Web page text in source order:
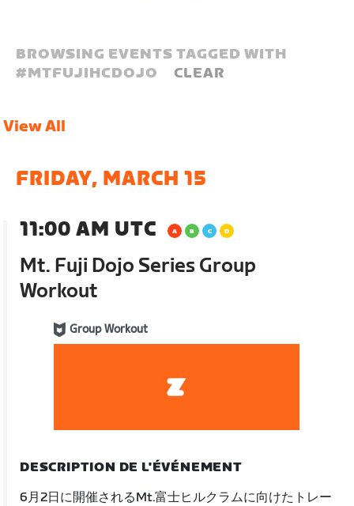
BROWSING EVENTS TAGGED WITH
#MTFUJIHCDOJO CLEAR
View All
FRIDAY, MARCH 15
11:00 AM UTC
Mt. Fuji Dojo Series Group
Workout
Group Workout
DESCRIPTION DE L'ÉVÉNEMENT
6月2日に開催されるMt.富士ヒルクラムに向けたトレー